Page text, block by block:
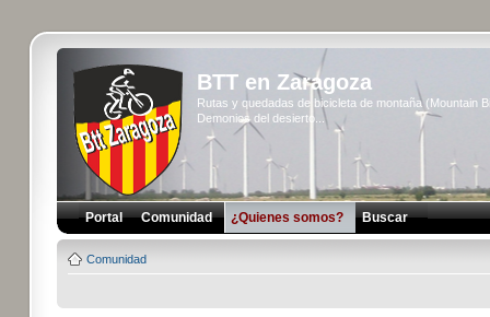
BTT en Zaragoza
Rutas y quedadas de bicicleta de montaña (Mountain
Demonios del desierto...
Portal Comunidad ¿Quienes somos? Buscar
Comunidad